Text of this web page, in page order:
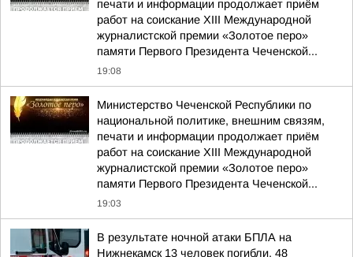
печати и информации продолжает приём
работ на соискание XIII Международной
журналистской премии «Золотое перо»
памяти Первого Президента Чеченской...
19:08
Министерство Чеченской Республики по
национальной политике, внешним связям,
печати и информации продолжает приём
работ на соискание XIII Международной
журналистской премии «Золотое перо»
памяти Первого Президента Чеченской...
19:03
В результате ночной атаки БПЛА на
Нижнекамск 13 человек погибли, 48